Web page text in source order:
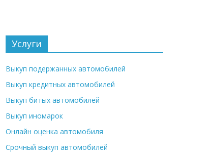
Услуги
Выкуп подержанных автомобилей
Выкуп кредитных автомобилей
Выкуп битых автомобилей
Выкуп иномарок
Онлайн оценка автомобиля
Срочный выкуп автомобилей